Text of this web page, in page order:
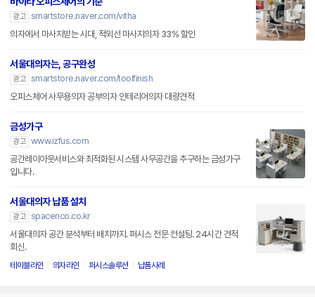
광고 smartstore.naver.com/vitha
의자에서 마사지받는 시대, 적외선 마사지의자 33% 할인
서울대의자는, 공구완성
광고 smartstore.naver.com/toolfinish
오피스체어 사무용의자 공부의자 인테리어의자 대량견적
금성가구
광고 www.izfus.com
공간레이아웃서비스와 최적화된 시스템 사무공간을 추구하는 금성가구
입니다.
서울대의자 납품 설치
광고 spacenco.co.kr
서울대의자 공간 분석부터 배치까지. 퍼시스 전문 컨설팅. 24시간 견적
회신.
테이블라인 의자라인 퍼시스솔루션 납품사례